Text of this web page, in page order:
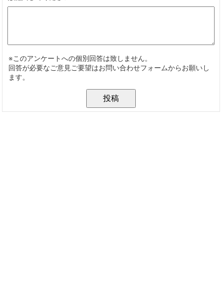
※このアンケートへの個別回答は致しません。
回答が必要なご意見ご要望はお問い合わせフォームからお願いし
ます。